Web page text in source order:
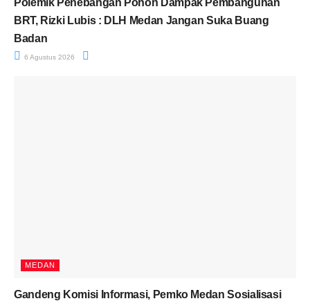
Polemik Penebangan Pohon Dampak Pembangunan
BRT, Rizki Lubis : DLH Medan Jangan Suka Buang
Badan
6 Agustus 2026
MEDAN
Gandeng Komisi Informasi, Pemko Medan Sosialisasi